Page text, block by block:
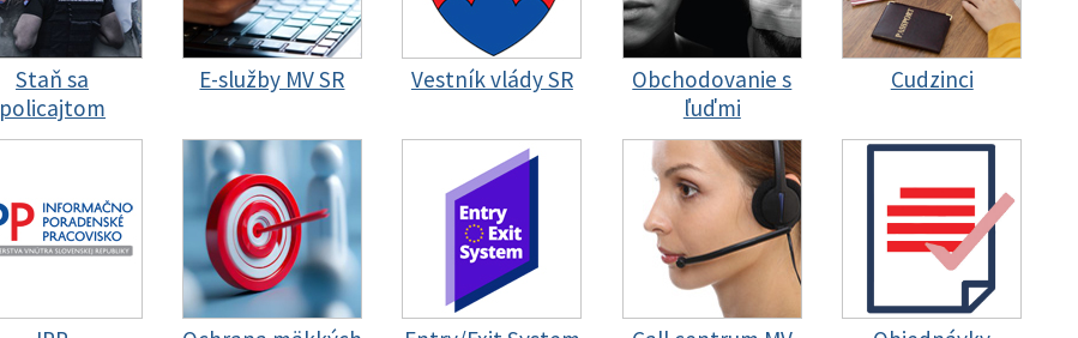
Staň sa
policajtom
E-služby MV SR Vestník vlády SR
Obchodovanie s
ľuďmi
Cudzinci